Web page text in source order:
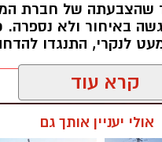
שהצבעתה של חברת
באיחור ולא נספרה.
לנקרי, התנגדו
קרא עוד
אולי יעניין אותך גם